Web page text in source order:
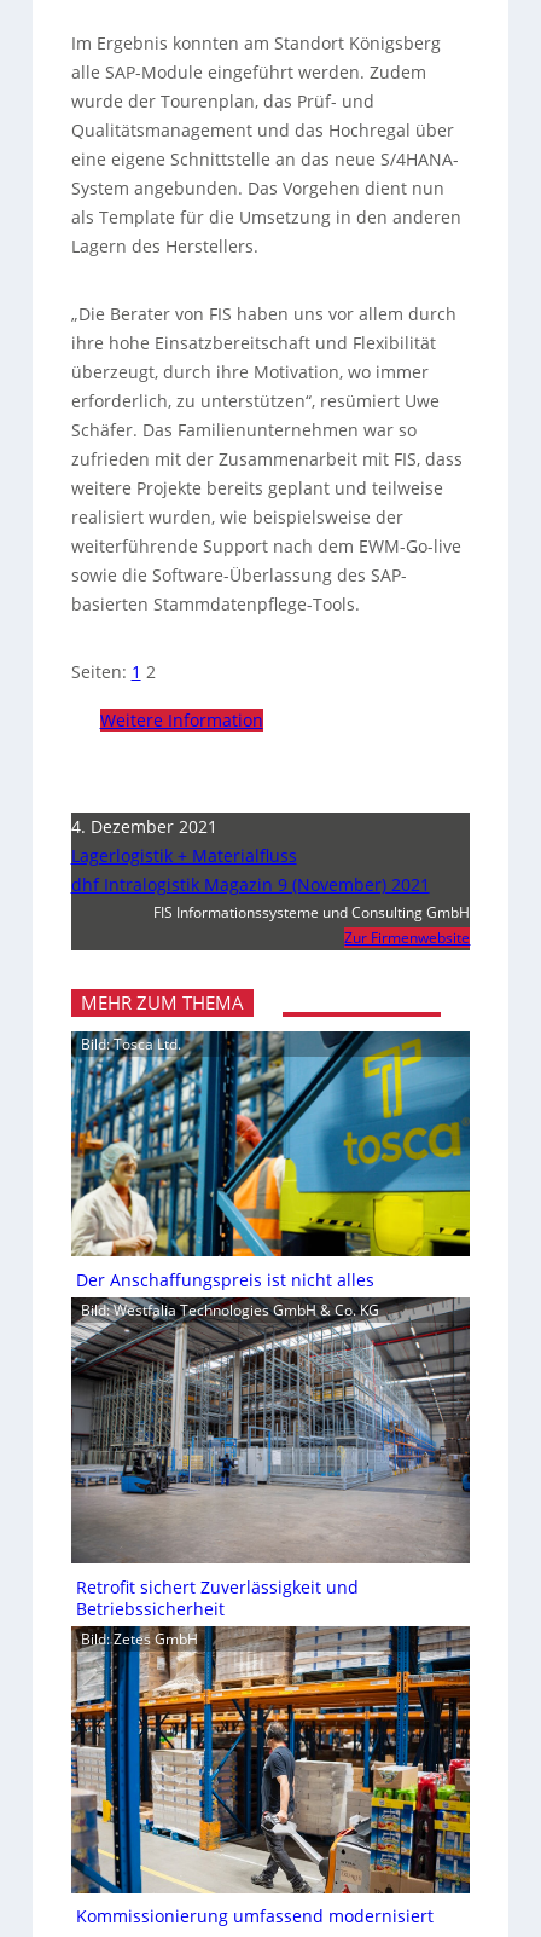
Im Ergebnis konnten am Standort Königsberg
alle SAP-Module eingeführt werden. Zudem
wurde der Tourenplan, das Prüf- und
Qualitätsmanagement und das Hochregal über
eine eigene Schnittstelle an das neue S/4HANA-
System angebunden. Das Vorgehen dient nun
als Template für die Umsetzung in den anderen
Lagern des Herstellers.
„Die Berater von FIS haben uns vor allem durch
ihre hohe Einsatzbereitschaft und Flexibilität
überzeugt, durch ihre Motivation, wo immer
erforderlich, zu unterstützen“, resümiert Uwe
Schäfer. Das Familienunternehmen war so
zufrieden mit der Zusammenarbeit mit FIS, dass
weitere Projekte bereits geplant und teilweise
realisiert wurden, wie beispielsweise der
weiterführende Support nach dem EWM-Go-live
sowie die Software-Überlassung des SAP-
basierten Stammdatenpflege-Tools.
Seiten: 1 2
Weitere Information
4. Dezember 2021
Lagerlogistik + Materialfluss
dhf Intralogistik Magazin 9 (November) 2021
FIS Informationssysteme und Consulting GmbH
Zur Firmenwebsite
MEHR ZUM THEMA
Bild: Tosca Ltd.
Der Anschaffungspreis ist nicht alles
Bild: Westfalia Technologies GmbH & Co. KG
Retrofit sichert Zuverlässigkeit und
Betriebssicherheit
Bild: Zetes GmbH
Kommissionierung umfassend modernisiert